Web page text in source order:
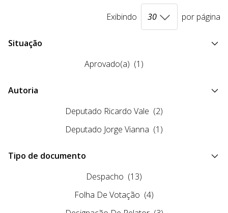
Exibindo por página
Situação
Aprovado(a) (1)
Autoria
Deputado Ricardo Vale (2)
Deputado Jorge Vianna (1)
Tipo de documento
Despacho (13)
Folha De Votação (4)